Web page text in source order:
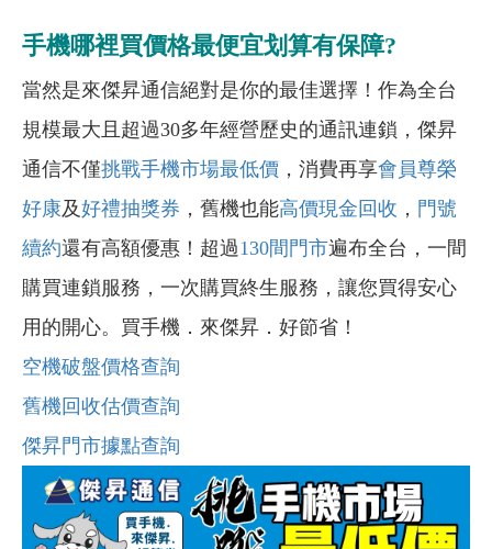
手機哪裡買價格最便宜划算有保障?
當然是來傑昇通信絕對是你的最佳選擇！作為全台
規模最大且超過30多年經營歷史的通訊連鎖，傑昇
通信不僅挑戰手機市場最低價 ，消費再享會員尊榮
好康及好禮抽獎券 ，舊機也能高價現金回收 ， 門號
續約還有高額優惠！超過130間門市遍布全台，一間
購買連鎖服務，一次購買終生服務，讓您買得安心
用的開心。買手機．來傑昇．好節省！
空機破盤價格查詢
舊機回收估價查詢
傑昇門市據點查詢